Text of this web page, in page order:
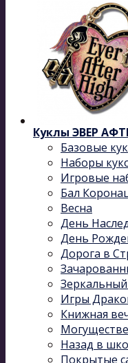
Куклы ЭВЕР
Базовые
Наборы
Игровые
Бал
Весна
День
День
Дорога в
Игры
Книжная
Назад в
Покрытые